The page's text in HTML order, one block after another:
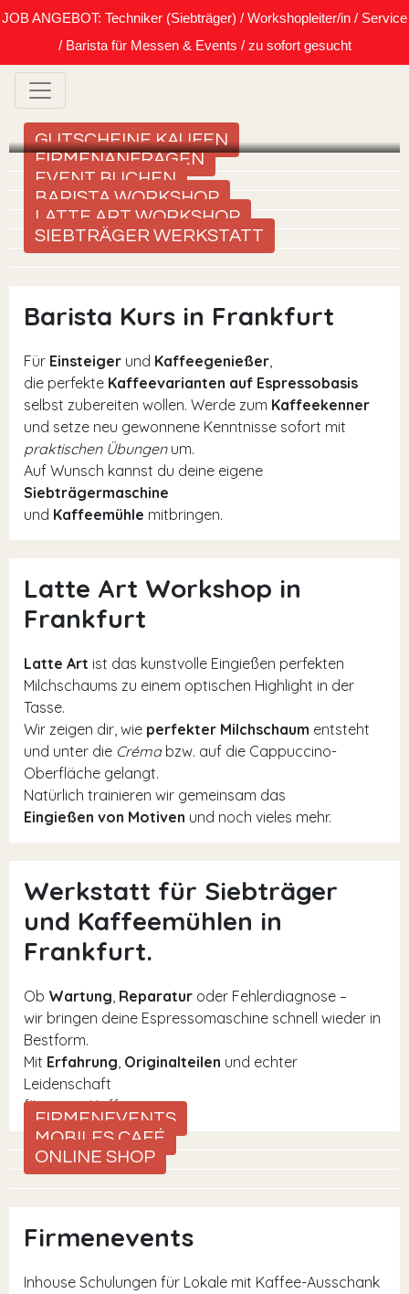
JOB ANGEBOT: Techniker (Siebträger) / Workshopleiter/in / Service
/ Barista für Messen & Events / zu sofort gesucht
GUTSCHEINE KAUFEN
FIRMENANFRAGEN
EVENT BUCHEN
BARISTA WORKSHOP
LATTE ART WORKSHOP
SIEBTRÄGER WERKSTATT
Barista Kurs in Frankfurt
Für Einsteiger und Kaffeegenießer,
die perfekte Kaffeevarianten auf Espressobasis
selbst zubereiten wollen. Werde zum Kaffeekenner
und setze neu gewonnene Kenntnisse sofort mit
praktischen Übungenum.
Auf Wunsch kannst du deine eigene
Siebträgermaschine
und Kaffeemühle mitbringen.
Latte Art Workshop in
Frankfurt
Latte Art ist das kunstvolle Eingießen perfekten
Milchschaums zu einem optischen Highlight in der
Tasse.
Wir zeigen dir, wie perfekter Milchschaum entsteht
und unter die Crémabzw. auf die Cappuccino-
Oberfläche gelangt.
Natürlich trainieren wir gemeinsam das
Eingießen von Motiven und noch vieles mehr.
Werkstatt für Siebträger
und Kaffeemühlen in
Frankfurt.
Ob Wartung, Reparatur oder Fehlerdiagnose –
wir bringen deine Espressomaschine schnell wieder in
Bestform.
Mit Erfahrung, Originalteilen und echter
Leidenschaft
für guten Kaffee.
FIRMENEVENTS
MOBILES CAFÉ
ONLINE SHOP
Firmenevents
Inhouse Schulungen für Lokale mit Kaffee-Ausschank